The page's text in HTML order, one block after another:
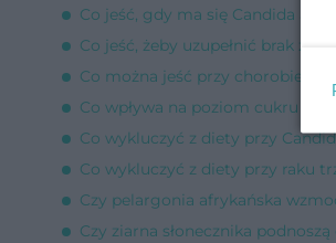
Co jeść, gdy ma się Candida
Co jeść, żeby uzupełnić brak
Co można jeść przy chorobie
Co wpływa na poziom cukru we
Co wykluczyć z diety przy
Co wykluczyć z diety przy raku
Czy pelargonia afrykańska
Czy ziarna słonecznika